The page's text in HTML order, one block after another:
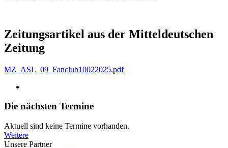
Zeitungsartikel aus der Mitteldeutschen
Zeitung
MZ_ASL_09_Fanclub10022025.pdf
Die nächsten Termine
Aktuell sind keine Termine vorhanden.
Weitere
Unsere Partner